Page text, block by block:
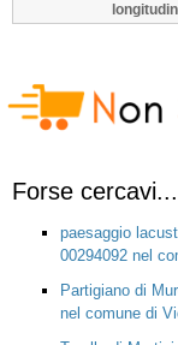
Forse cercavi...
paesaggio
00294092 nel
Partigiano di
nel comune di